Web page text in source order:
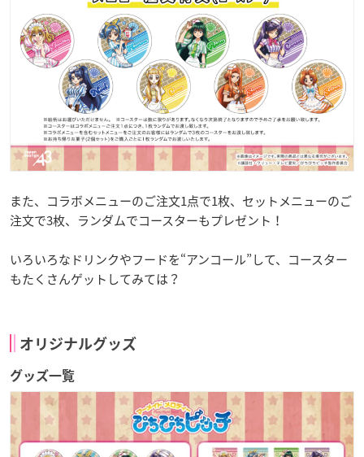
また、コラボメニューのご注文1点で1枚、セットメニューのご
注文で3枚、ランダムでコースターもプレゼント！
いろいろなドリンクやフードを“アンコール”して、コースター
もたくさんゲットしてみては？
オリジナルグッズ
グッズ一覧